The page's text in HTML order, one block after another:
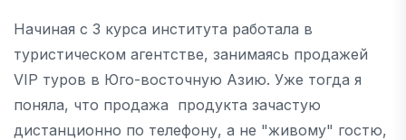
Начиная с 3 курса института работала в
туристическом агентстве, занимаясь продажей
VIP туров в Юго-восточную Азию. Уже тогда я
поняла, что продажа продукта зачастую
дистанционно по телефону, а не "живому" гостю,